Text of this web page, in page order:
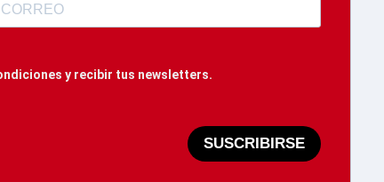
y recibir tus newsletters.
SUSCRIBIRSE